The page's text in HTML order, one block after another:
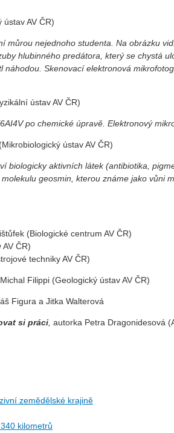
ústav AV ČR)
můrou nejednoho studenta. Na obrázku
hlubinného predátora, který se chystá
Skenovací elektronová
ústav AV ČR)
po chemické úpravě. Elektronový
(Mikrobiologický ústav AV ČR)
biologicky aktivních látek (antibiotika,
geosmin, kterou známe jako vůni
(Biologické centrum AV ČR)
ČR)
techniky AV ČR)
Filippi (Geologický ústav AV ČR)
Figura a Jitka Walterová
si práci, autorka Petra Dragonidesová
zemědělské krajině
kilometrů